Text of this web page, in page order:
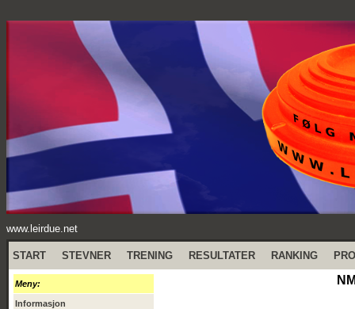
www.leirdue.net
START STEVNER TRENING RESULTATER RANKING
Meny:
Informasjon